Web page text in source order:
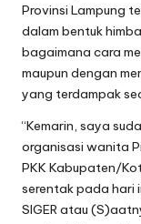
Provinsi Lampung
dalam bentuk
bagaimana cara
maupun dengan
yang terdampak
“Kemarin, saya
organisasi wanita
PKK Kabupaten/
serentak pada hari
SIGER atau